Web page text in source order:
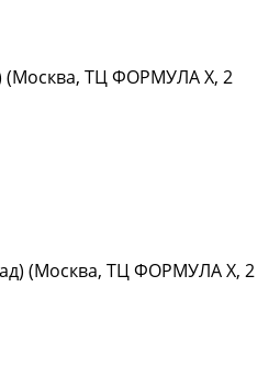
ТЦ ФОРМУЛА Х, 2
(Москва, ТЦ ФОРМУЛА Х, 2